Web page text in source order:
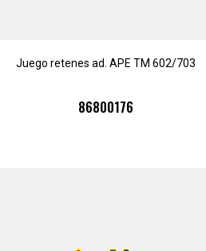
Juego retenes ad. APE TM 602/703
86800176